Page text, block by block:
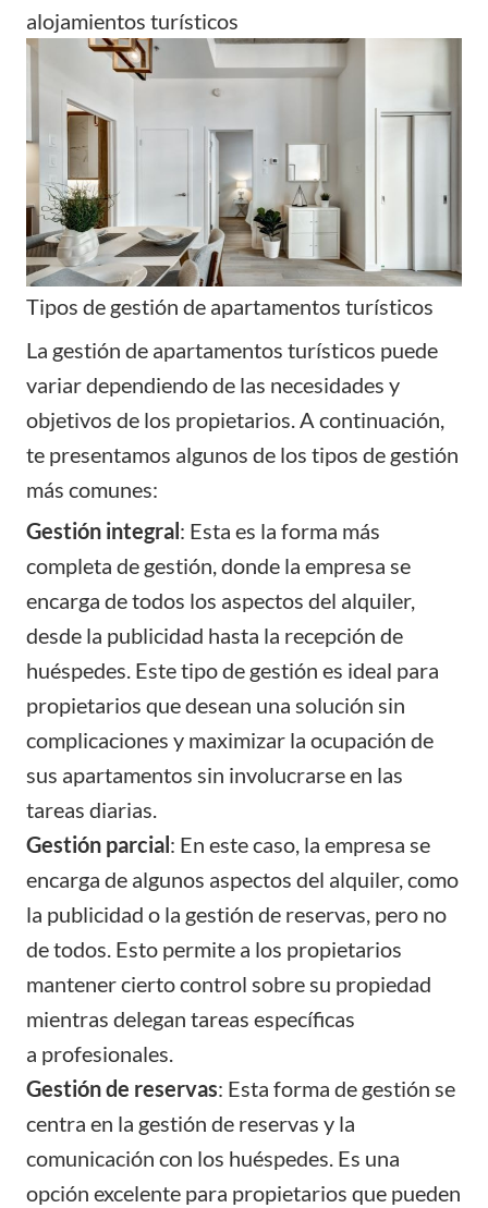
alojamientos turísticos
Tipos de gestión de apartamentos turísticos
La gestión de apartamentos turísticos puede
variar dependiendo de las necesidades y
objetivos de los propietarios. A continuación,
te presentamos algunos de los tipos de gestión
más comunes:
Gestión integral: Esta es la forma más
completa de gestión, donde la empresa se
encarga de todos los aspectos del alquiler,
desde la publicidad hasta la recepción de
huéspedes. Este tipo de gestión es ideal para
propietarios que desean una solución sin
complicaciones y maximizar la ocupación de
sus apartamentos sin involucrarse en las
tareas diarias.
Gestión parcial: En este caso, la empresa se
encarga de algunos aspectos del alquiler, como
la publicidad o la gestión de reservas, pero no
de todos. Esto permite a los propietarios
mantener cierto control sobre su propiedad
mientras delegan tareas específicas
a profesionales.
Gestión de reservas: Esta forma de gestión se
centra en la gestión de reservas y la
comunicación con los huéspedes. Es una
opción excelente para propietarios que pueden